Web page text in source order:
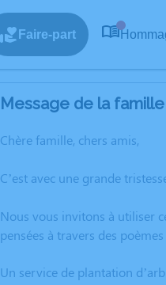
Faire-part
Message de la famille
Chère famille, chers amis,
C’est avec une grande
Nous vous invitons à utiliser
pensées à travers des
Un service de plantation